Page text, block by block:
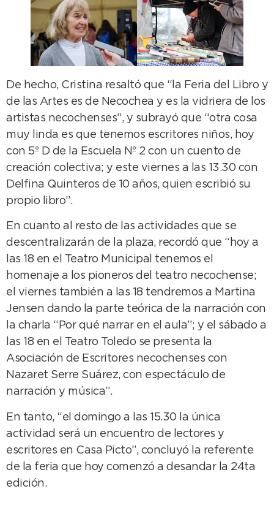
De hecho, Cristina resaltó que “la Feria del Libro y
de las Artes es de Necochea y es la vidriera de los
artistas necochenses”, y subrayó que “otra cosa
muy linda es que tenemos escritores niños, hoy
con 5º D de la Escuela Nº 2 con un cuento de
creación colectiva; y este viernes a las 13.30 con
Delfina Quinteros de 10 años, quien escribió su
propio libro”.
En cuanto al resto de las actividades que se
descentralizarán de la plaza, recordó que “hoy a
las 18 en el Teatro Municipal tenemos el
homenaje a los pioneros del teatro necochense;
el viernes también a las 18 tendremos a Martina
Jensen dando la parte teórica de la narración con
la charla “Por qué narrar en el aula”; y el sábado a
las 18 en el Teatro Toledo se presenta la
Asociación de Escritores necochenses con
Nazaret Serre Suárez, con espectáculo de
narración y música”.
En tanto, “el domingo a las 15.30 la única
actividad será un encuentro de lectores y
escritores en Casa Picto”, concluyó la referente
de la feria que hoy comenzó a desandar la 24ta
edición.